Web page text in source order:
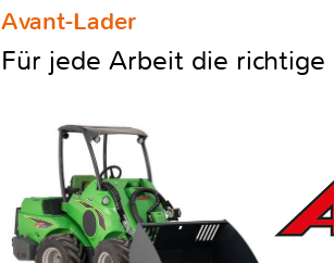
Avant-Lader
Für jede Arbeit die richtige